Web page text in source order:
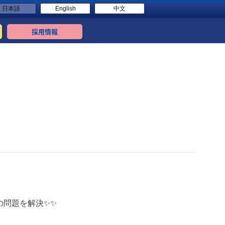
日本語 English 中文
採用情報
題を解決✨✨